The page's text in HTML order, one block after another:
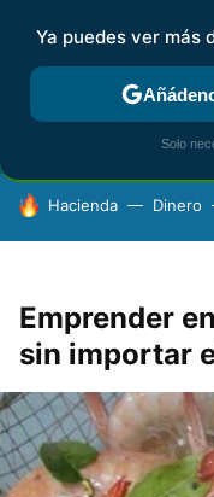
FISCALIDAD Y
HOY SE HABLA DE
Hacienda Dinero
Emprender
sin importar
Ya puedes ver más
Solo